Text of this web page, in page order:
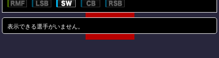
表示できる選手がいません。